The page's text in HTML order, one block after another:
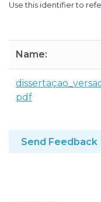
Use this identifier to
Name:
pdf
Send Feedback